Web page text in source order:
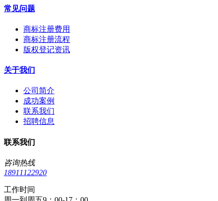
常见问题
商标注册费用
商标注册流程
版权登记资讯
关于我们
公司简介
成功案例
联系我们
招聘信息
联系我们
咨询热线
18911122920
工作时间